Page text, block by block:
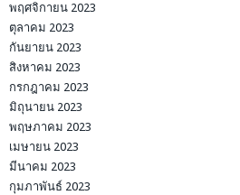
พฤศจิกายน 2023
ตุลาคม 2023
กันยายน 2023
สิงหาคม 2023
กรกฎาคม 2023
มิถุนายน 2023
พฤษภาคม 2023
เมษายน 2023
มีนาคม 2023
กุมภาพันธ์ 2023